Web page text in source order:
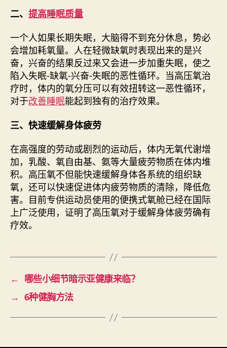
二、 提高睡眠质量
一个人如果长期失眠，大脑得不到充分休息，势必
会增加耗氧量。人在轻微缺氧时表现出来的是兴
奋，兴奋的结果反过来又会进一步加重失眠，使之
陷入失眠-缺氧-兴奋-失眠的恶性循环。当高压氧治
疗时，体内的氧分压可以有效扭转这一恶性循环，
对于改善睡眠能起到独有的治疗效果。
三、快速缓解身体疲劳
在高强度的劳动或剧烈的运动后，体内无氧代谢增
加，乳酸、氧自由基、氨等大量疲劳物质在体内堆
积。高压氧不但能快速缓解身体各系统的组织缺
氧，还可以快速促进体内疲劳物质的清除，降低危
害。目前专供运动员使用的便携式氧舱已经在国际
上广泛使用，证明了高压氧对于缓解身体疲劳确有
疗效。
← 哪些小细节暗示亚健康来临？
→ 6种健胸方法